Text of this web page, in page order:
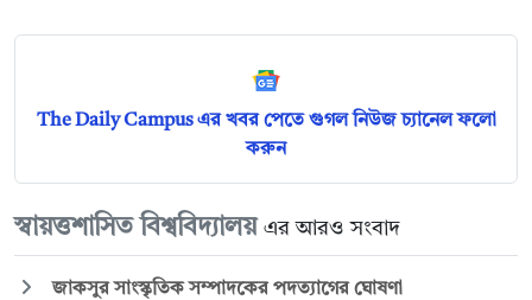
The Daily Campus এর খবর পেতে গুগল নিউজ চ্যানেল ফলো
করুন
স্বায়ত্তশাসিত বিশ্ববিদ্যালয় এর আরও সংবাদ
জাকসুর সাংস্কৃতিক সম্পাদকের পদত্যাগের ঘোষণা